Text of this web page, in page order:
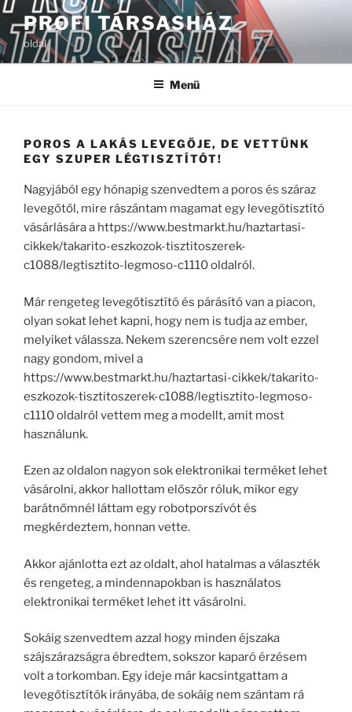
Tartalomhoz
PROFI TÁRSASHÁZ
oldal
Menü
POROS A LAKÁS LEVEGŐJE, DE VETTÜNK
EGY SZUPER LÉGTISZTÍTÓT!
Nagyjából egy hónapig szenvedtem a poros és száraz
levegőtől, mire rászántam magamat egy levegőtisztító
vásárlására a https://www.bestmarkt.hu/haztartasi-
cikkek/takarito-eszkozok-tisztitoszerek-
c1088/legtisztito-legmoso-c1110 oldalról.
Már rengeteg levegőtisztító és párásító van a piacon,
olyan sokat lehet kapni, hogy nem is tudja az ember,
melyiket válassza. Nekem szerencsére nem volt ezzel
nagy gondom, mivel a
https://www.bestmarkt.hu/haztartasi-cikkek/takarito-
eszkozok-tisztitoszerek-c1088/legtisztito-legmoso-
c1110 oldalról vettem meg a modellt, amit most
használunk.
Ezen az oldalon nagyon sok elektronikai terméket lehet
vásárolni, akkor hallottam először róluk, mikor egy
barátnőmnél láttam egy robotporszívót és
megkérdeztem, honnan vette.
Akkor ajánlotta ezt az oldalt, ahol hatalmas a választék
és rengeteg, a mindennapokban is használatos
elektronikai terméket lehet itt vásárolni.
Sokáig szenvedtem azzal hogy minden éjszaka
szájszárazságra ébredtem, sokszor kaparó érzésem
volt a torkomban. Egy ideje már kacsintgattam a
levegőtisztítók irányába, de sokáig nem szántam rá